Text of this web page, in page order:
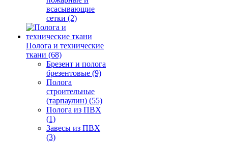
всасывающие
сетки (2)
Полога и технические
ткани (68)
Брезент и полога
брезентовые (9)
Полога
строительные
(тарпаулин) (55)
Полога из ПВХ
(1)
Завесы из ПВХ
(3)